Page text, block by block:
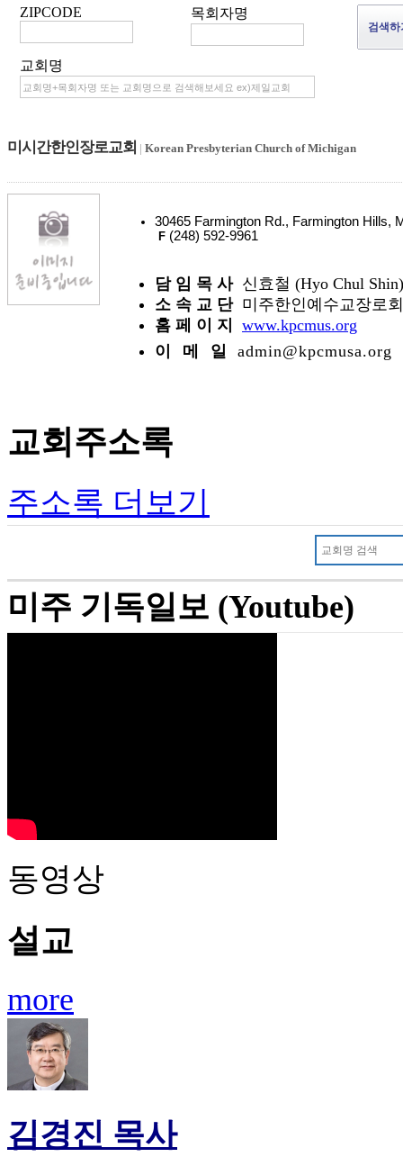
ZIPCODE 목회자명
교회명
미시간한인장로교회 | Korean Presbyterian Church of Michigan
30465 Farmington Rd., Farmington
F (248) 592-9961
담 임 목 사 신효철 (Hyo Chul Shin)
소 속 교 단 미주한인예수교장로
홈 페 이 지
www.kpcmus.org
이 메 일
admin@kpcmusa.org
교회주소록
주소록 더보기
미주 기독일보 (Youtube)
동영상
설교
more
김경진 목사